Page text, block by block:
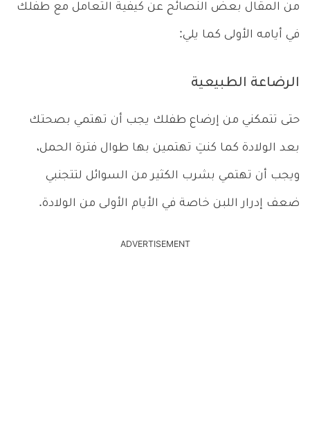
من المقال بعض النصائح عن كيفية التعامل مع طفلك
في أيامه الأولى كما يلي:
الرضاعة الطبيعية
حتى تتمكني من إرضاع طفلك يجب أن تهتمي بصحتك
بعد الولادة كما كنتِ تهتمين بها طوال فترة الحمل،
ويجب أن تهتمي بشرب الكثير من السوائل لتتجنبي
ضعف إدرار اللبن خاصة في الأيام الأولى من الولادة.
ADVERTISEMENT